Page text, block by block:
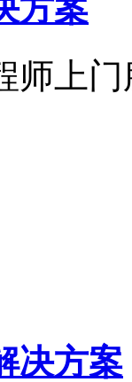
方案
师上
决方案